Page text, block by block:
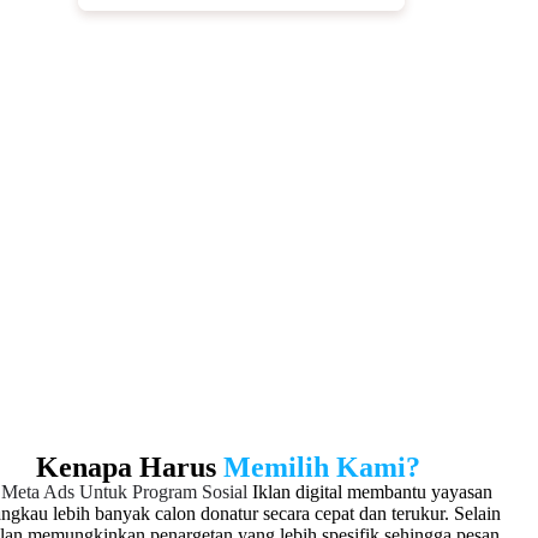
Kenapa HarusMemilih Kami?
Meta Ads Untuk Program Sosial Iklan digital membantu yayasan
lebih banyak calon donatur secara cepat dan terukur. Selain